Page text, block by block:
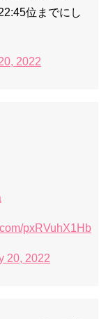
位までにし
2022
pxRVuhX1Hb
20, 2022